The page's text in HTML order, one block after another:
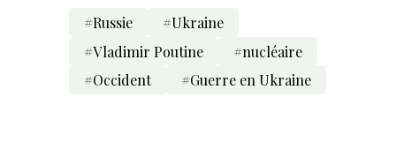
#Russie
#Ukraine
#Vladimir Poutine
#nucléaire
#Occident
#Guerre en Ukraine